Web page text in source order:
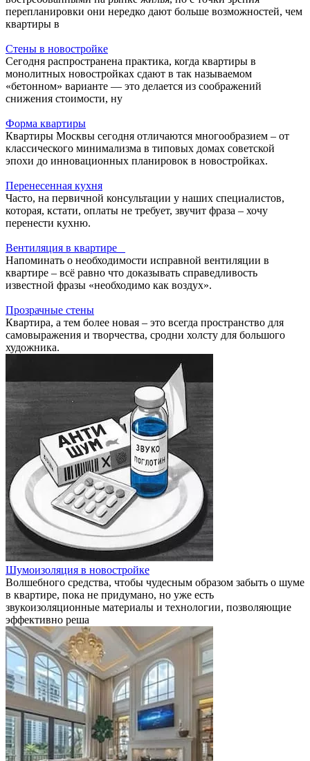
перепланировки они нередко дают больше возможностей, чем
квартиры в
Стены в новостройке
Сегодня распространена практика, когда квартиры в
монолитных новостройках сдают в так называемом
«бетонном» варианте — это делается из соображений
снижения стоимости, ну
Форма квартиры
Квартиры Москвы сегодня отличаются многообразием – от
классического минимализма в типовых домах советской
эпохи до инновационных планировок в новостройках.
Перенесенная кухня
Часто, на первичной консультации у наших специалистов,
которая, кстати, оплаты не требует, звучит фраза – хочу
перенести кухню.
Вентиляция в квартире
Напоминать о необходимости исправной вентиляции в
квартире – всё равно что доказывать справедливость
известной фразы «необходимо как воздух».
Прозрачные стены
Квартира, а тем более новая – это всегда пространство для
самовыражения и творчества, сродни холсту для большого
художника.
Шумоизоляция в новостройке
Волшебного средства, чтобы чудесным образом забыть о шуме
в квартире, пока не придумано, но уже есть
звукоизоляционные материалы и технологии, позволяющие
эффективно реша